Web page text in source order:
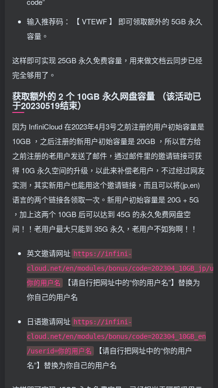
输入推荐码： 【 VTEWF 】 即可领取额外的 5GB 永久
容量。
这样即可实现 25GB 永久免费容量，用来做文档云同步已经
完全够用了。
获取额外的 2 个 10GB 永久网盘容量 （该活动已
于20230519结束）
因为 InfiniCloud 在2023年4月3号之前注册的用户初始容量是
10GB ，之后注册的新用户初始容量是 20GB ，所以官方给
之前注册的老用户发送了邮件，通过邮件里的邀请链接可获
得 10G 永久空间的升级，以此来补偿老用户，不过经过网友
实测，其实新用户也能用这个邀请链接，而且可以将(jp,en)
语言的两个链接各领取一次。新用户初始容量是 20G + 5G
，加上这两个 10GB 后可以达到 45G 的永久免费网盘空
间！！老用户最大只能到 35G 永久，老用户不如狗啊！！
英文邀请网址 https://infini-
cloud.net/en/modules/bonus/code=202304_10GB_jp/
你的用户名
【请自行把网址中的“你的用户名”】替换为
你自己的用户名
日语邀请网址 https://infini-
cloud.net/en/modules/bonus/code=202304_10GB_en
/userid=你的用户名
【请自行把网址中的“你的用户
名”】替换为你自己的用户名